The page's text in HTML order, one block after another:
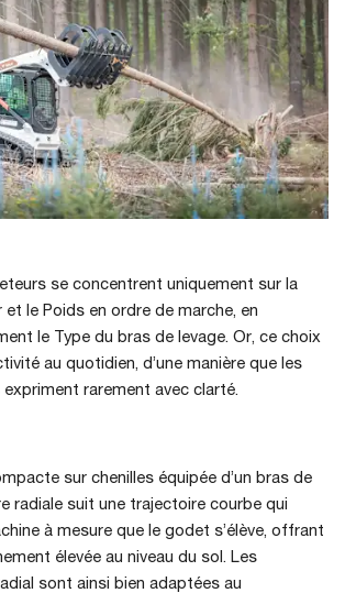
se concentrent uniquement sur la
et le Poids en ordre de marche, en
le Type du bras de levage. Or, ce choix
au quotidien, d’une manière que les
rarement avec clarté.
sur chenilles équipée d’un bras de
radiale suit une trajectoire courbe qui
à mesure que le godet s’élève, offrant
élevée au niveau du sol. Les
sont ainsi bien adaptées au